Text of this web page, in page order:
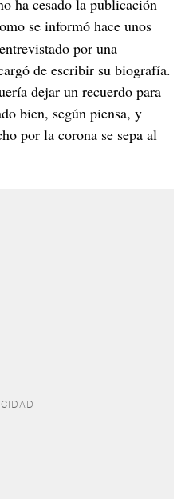
ha cesado la publicación
se informó hace unos
por una
de escribir su biografía.
dejar un recuerdo para
bien, según piensa, y
por la corona se sepa al